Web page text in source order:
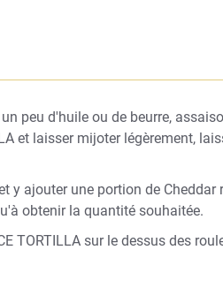
peu d'huile ou de beurre,
et laisser mijoter légèrement,
y ajouter une portion de Cheddar
obtenir la quantité souhaitée.
TORTILLA sur le dessus des